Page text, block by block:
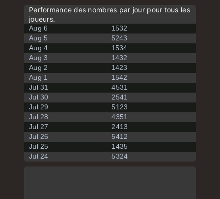
Performance des nombres par jour pour tous les
joueurs.
Aug 6
1532
Aug 5
5243
Aug 4
1534
Aug 3
1432
Aug 2
1423
Aug 1
1542
Jul 31
4531
Jul 30
2541
Jul 29
5123
Jul 28
4351
Jul 27
2413
Jul 26
5412
Jul 25
1435
Jul 24
5324